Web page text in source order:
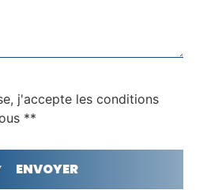
j'accepte les conditions
**
ENVOYER